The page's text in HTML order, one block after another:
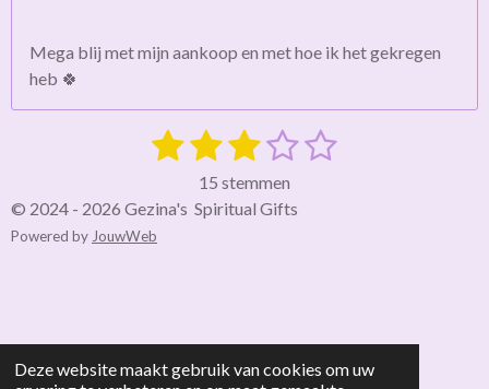
Deze website maakt gebruik van cookies om uw
Mega blij met mijn aankoop en met hoe ik het gekregen
heb 🍀
i
n
.
0
1
t
e
2
s
t
e
3
s
t
e
4
s
t
e
5
e
15 stemmen
© 2024 - 2026 Gezina's Spiritual Gifts
Powered by JouwWeb